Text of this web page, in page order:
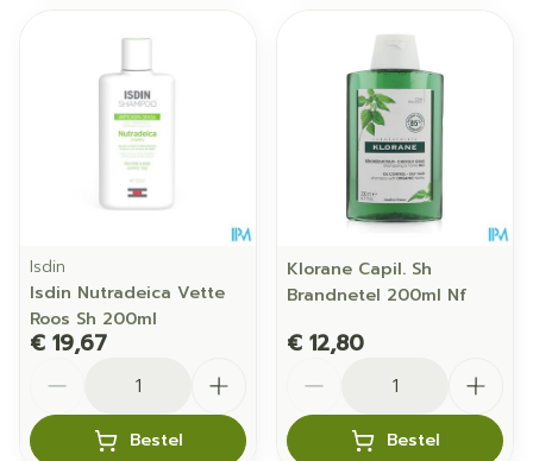
Isdin
Isdin Nutradeica Vette
Roos Sh 200ml
€ 19,67
Bestel
Klorane Capil. Sh
Brandnetel 200ml Nf
€ 12,80
Bestel